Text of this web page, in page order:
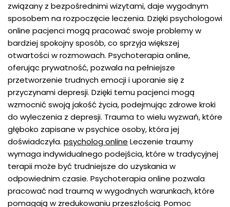
związany z bezpośrednimi wizytami, daje wygodnym
sposobem na rozpoczęcie leczenia. Dzięki psychologowi
online pacjenci mogą pracować swoje problemy w
bardziej spokojny sposób, co sprzyja większej
otwartości w rozmowach. Psychoterapia online,
oferując prywatność, pozwala na pełniejsze
przetworzenie trudnych emocji i uporanie się z
przyczynami depresji. Dzięki temu pacjenci mogą
wzmocnić swoją jakość życia, podejmując zdrowe kroki
do wyleczenia z depresji. Trauma to wielu wyzwań, które
głęboko zapisane w psychice osoby, która jej
doświadczyła. psycholog online Leczenie traumy
wymaga indywidualnego podejścia, które w tradycyjnej
terapii może być trudniejsze do uzyskania w
odpowiednim czasie. Psychoterapia online pozwala
pracować nad traumą w wygodnych warunkach, które
pomagają w zredukowaniu przeszłością. Pomoc